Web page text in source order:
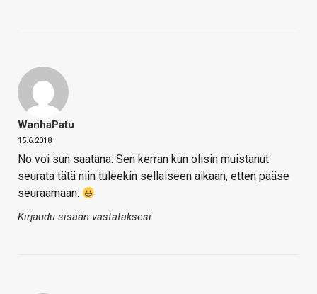
WanhaPatu
15.6.2018
No voi sun saatana. Sen kerran kun olisin muistanut
seurata tätä niin tuleekin sellaiseen aikaan, etten pääse
seuraamaan.
Kirjaudu sisään vastataksesi